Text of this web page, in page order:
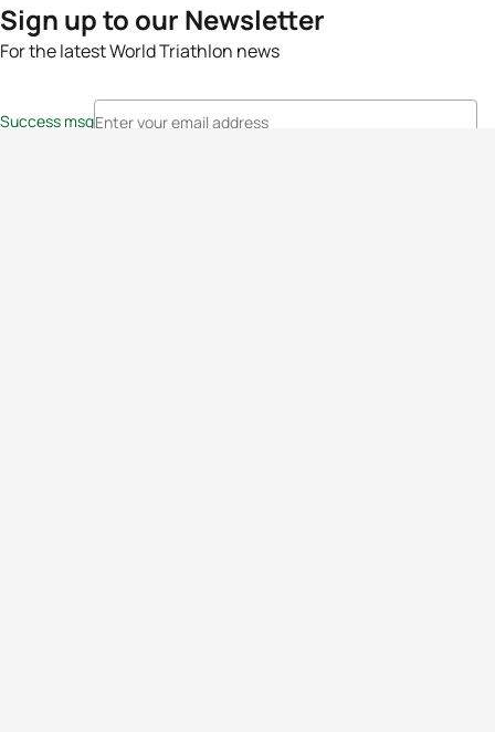
Sign up to our Newsletter
For the latest World Triathlon news
Success msg